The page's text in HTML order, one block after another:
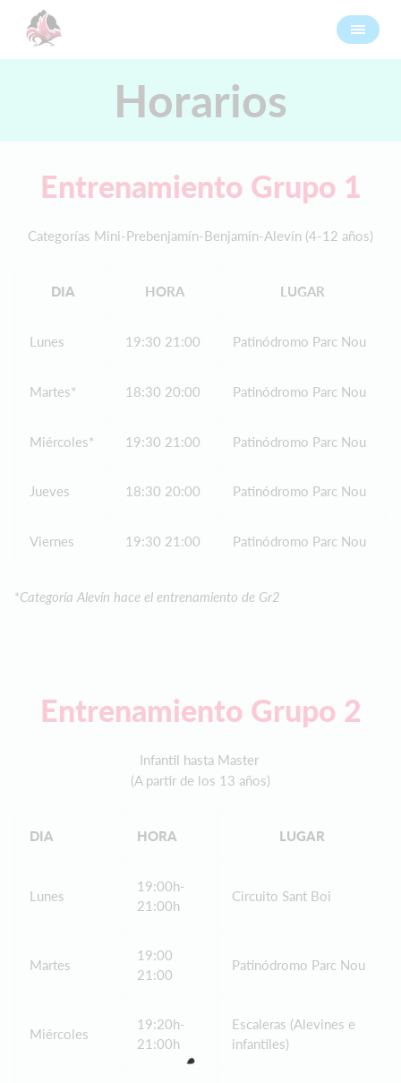
Horarios
Entrenamiento Grupo 1
Categorías Mini-Prebenjamín-Benjamín-Alevín (4-12 años)
DIA HORA LUGAR
Lunes 19:30 21:00 Patinódromo Parc Nou
Martes* 18:30 20:00 Patinódromo Parc Nou
Miércoles* 19:30 21:00 Patinódromo Parc Nou
Jueves 18:30 20:00 Patinódromo Parc Nou
Viernes 19:30 21:00 Patinódromo Parc Nou
*Categoría Alevín hace el entrenamiento de Gr2
Entrenamiento Grupo 2
Infantil hasta Master
(A partir de los 13 años)
DIA HORA LUGAR
Lunes
19:00h-
21:00h
Circuito Sant Boi
Martes
19:00
21:00
Patinódromo Parc Nou
Miércoles
19:20h-
21:00h
Escaleras (Alevines e
infantiles)